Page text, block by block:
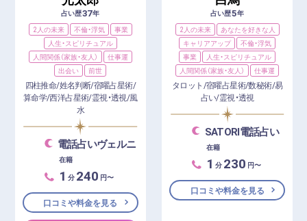
占い歴37年
2人の未来
不倫・浮気
事業
人生・スピリチュアル
人間関係（家族・友人）
仕事運
出会い
前世
四柱推命/姓名判断/宿曜占星術/
算命学/西洋占星術/霊視・透視/風
水
電話占いヴェルニ
在籍
1 分 240 円〜
口コミや料金を見る
占い歴5年
2人の未来
あなたを好きな人
キャリアアップ
不倫・浮気
事業
人生・スピリチュアル
人間関係（家族・友人）
仕事運
タロット/宿曜占星術/数秘術/易
占い/霊視・透視
SATORI電話占い
在籍
1 分 230 円〜
口コミや料金を見る